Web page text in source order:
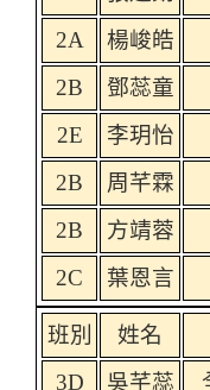
2A
楊峻皓
2B
鄧蕊童
2E
李玥怡
2B
周芊霖
2B
方靖蓉
2C
葉恩言
班別 姓名
3D
吳芊蕊